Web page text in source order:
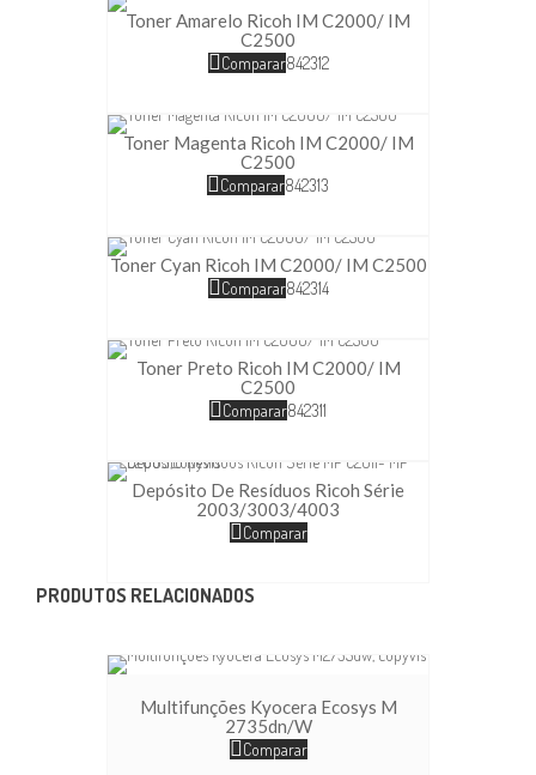
Toner Amarelo Ricoh IM C2000/ IM
C2500
Comparar842312
Toner Magenta Ricoh IM C2000/ IM
C2500
Comparar842313
Toner Cyan Ricoh IM C2000/ IM C2500
Comparar842314
Toner Preto Ricoh IM C2000/ IM
C2500
Comparar842311
Depósito De Resíduos Ricoh Série
2003/3003/4003
Comparar
PRODUTOS RELACIONADOS
Multifunções Kyocera Ecosys M
2735dn/w
Comparar